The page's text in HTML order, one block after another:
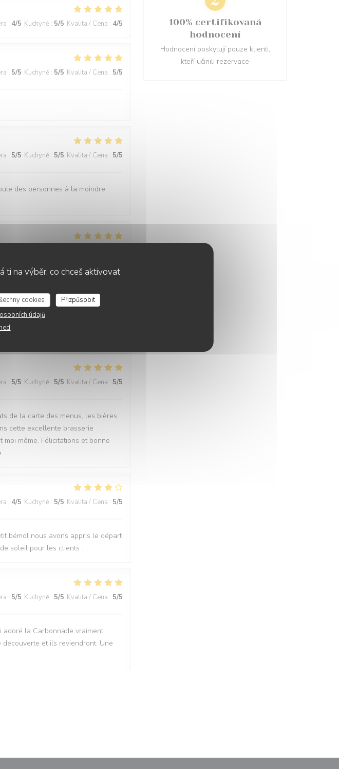
ti na výběr, co chceš aktivovat
cookies
Přizpůsobit
údajů
: 4/5 Kuchyně : 5/5 Kvalita / Cena : 4/5
: 5/5 Kuchyně : 5/5 Kvalita / Cena : 5/5
: 5/5 Kuchyně : 5/5 Kvalita / Cena : 5/5
des personnes à la moindre
:
: 5/5 Kuchyně : 5/5 Kvalita / Cena : 5/5
de la carte des menus, les bières
cette excellente brasserie
même. Félicitations et bonne
: 4/5 Kuchyně : 5/5 Kvalita / Cena : 5/5
bémol nous avons appris le départ
soleil pour les clients .
: 5/5 Kuchyně : 5/5 Kvalita / Cena : 5/5
adoré la Carbonnade vraiment
et ils reviendront. Une
100% certifikovaná
hodnocení
Hodnocení poskytují pouze klienti,
kteří učinili rezervace